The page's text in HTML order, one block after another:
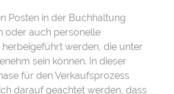
Posten in der Buchhaltung
oder auch personelle
werden, die unter
sein können. In dieser
für den Verkaufsprozess
darauf geachtet werden, dass